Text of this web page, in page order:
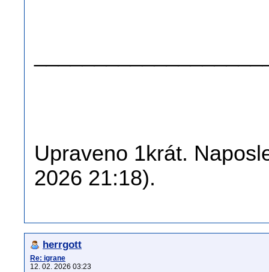
Upraveno 1krát.
2026 21:18).
herrgott
Re: igrane
12. 02. 2026 03:23